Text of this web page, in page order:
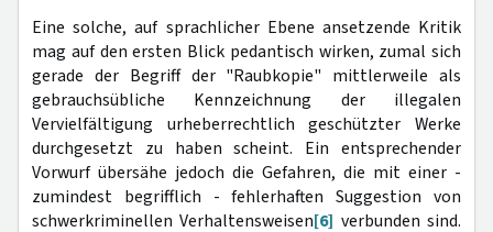
Eine solche, auf sprachlicher Ebene ansetzende Kritik
mag auf den ersten Blick pedantisch wirken, zumal sich
gerade der Begriff der "Raubkopie" mittlerweile als
gebrauchsübliche Kennzeichnung der illegalen
Vervielfältigung urheberrechtlich geschützter Werke
durchgesetzt zu haben scheint. Ein entsprechender
Vorwurf übersähe jedoch die Gefahren, die mit einer -
zumindest begrifflich - fehlerhaften Suggestion von
schwerkriminellen Verhaltensweisen[6] verbunden sind.